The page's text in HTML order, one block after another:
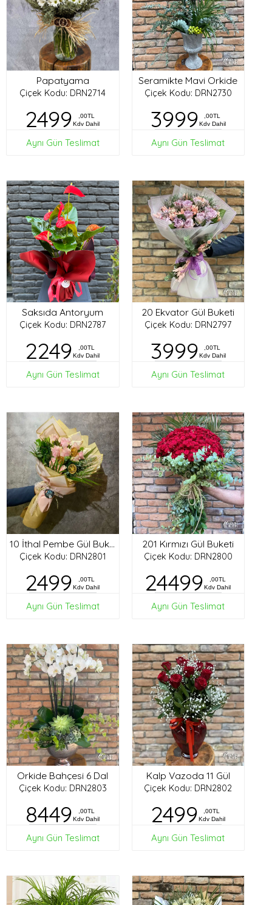
Papatyama
Çiçek Kodu: DRN2714
2499
,00TL
Kdv Dahil
Aynı Gün Teslimat
Seramikte Mavi Orkide
Çiçek Kodu: DRN2730
3999
,00TL
Kdv Dahil
Aynı Gün Teslimat
Saksıda Antoryum
Çiçek Kodu: DRN2787
2249
,00TL
Kdv Dahil
Aynı Gün Teslimat
20 Ekvator Gül Buketi
Çiçek Kodu: DRN2797
3999
,00TL
Kdv Dahil
Aynı Gün Teslimat
10 İthal Pembe Gül Buketi
Çiçek Kodu: DRN2801
2499
,00TL
Kdv Dahil
Aynı Gün Teslimat
201 Kırmızı Gül Buketi
Çiçek Kodu: DRN2800
24499
,00TL
Kdv Dahil
Aynı Gün Teslimat
Orkide Bahçesi 6 Dal
Çiçek Kodu: DRN2803
8449
,00TL
Kdv Dahil
Aynı Gün Teslimat
Kalp Vazoda 11 Gül
Çiçek Kodu: DRN2802
2499
,00TL
Kdv Dahil
Aynı Gün Teslimat